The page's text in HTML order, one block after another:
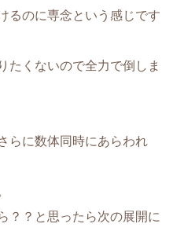
るのに専念という感じです
たくないので全力で倒しま
らに数体同時にあらわれ
？？と思ったら次の展開に